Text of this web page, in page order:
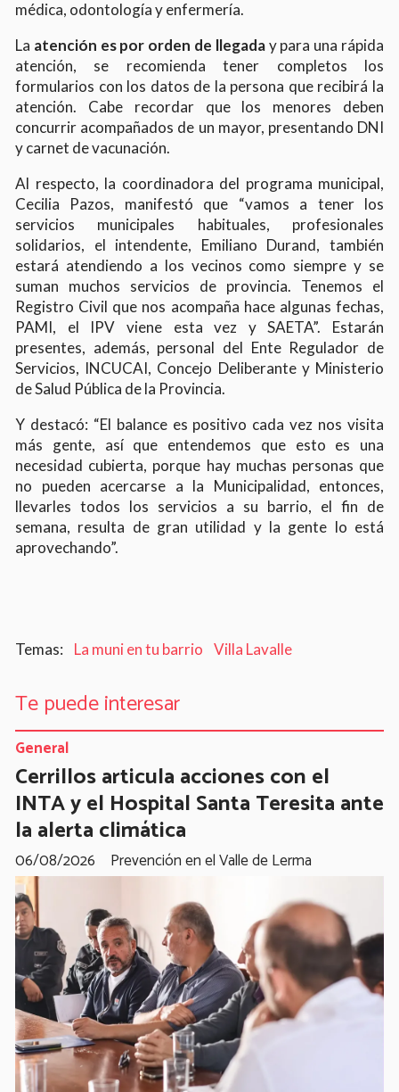
médica, odontología y enfermería.
La atención es por orden de llegaday para una rápida
atención, se recomienda tener completos los
formularios con los datos de la persona que recibirá la
atención. Cabe recordar que los menores deben
concurrir acompañados de un mayor, presentando DNI
y carnet de vacunación.
Al respecto, la coordinadora del programa municipal,
Cecilia Pazos, manifestó que “vamos a tener los
servicios municipales habituales, profesionales
solidarios, el intendente, Emiliano Durand, también
estará atendiendo a los vecinos como siempre y se
suman muchos servicios de provincia. Tenemos el
Registro Civil que nos acompaña hace algunas fechas,
PAMI, el IPV viene esta vez y SAETA”. Estarán
presentes, además, personal del Ente Regulador de
Servicios, INCUCAI, Concejo Deliberante y Ministerio
de Salud Pública de la Provincia.
Y destacó: “El balance es positivo cada vez nos visita
más gente, así que entendemos que esto es una
necesidad cubierta, porque hay muchas personas que
no pueden acercarse a la Municipalidad, entonces,
llevarles todos los servicios a su barrio, el fin de
semana, resulta de gran utilidad y la gente lo está
aprovechando”.
La muni en tu barrio Villa Lavalle
Te puede interesar
Cerrillos articula acciones con el
INTA y el Hospital Santa Teresita ante
la alerta climática
Prevención en el Valle de Lerma
General
06/08/2026